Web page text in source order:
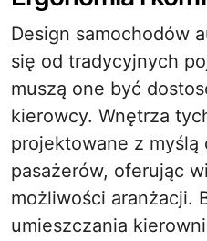
Design samochodów
się od tradycyjnych
muszą one być
kierowcy. Wnętrza
projektowane z myślą
pasażerów, oferując
możliwości aranżacji.
umieszczania